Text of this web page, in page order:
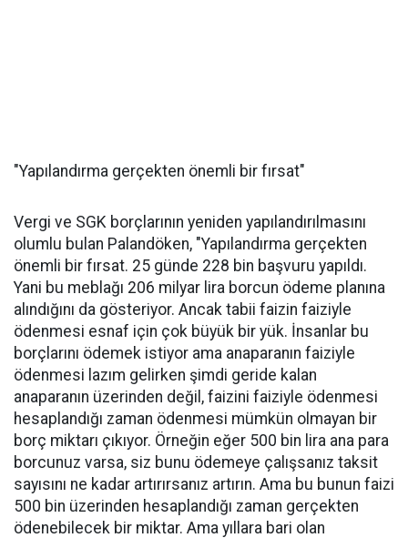
"Yapılandırma gerçekten önemli bir fırsat"
Vergi ve SGK borçlarının yeniden yapılandırılmasını
olumlu bulan Palandöken, "Yapılandırma gerçekten
önemli bir fırsat. 25 günde 228 bin başvuru yapıldı.
Yani bu meblağı 206 milyar lira borcun ödeme planına
alındığını da gösteriyor. Ancak tabii faizin faiziyle
ödenmesi esnaf için çok büyük bir yük. İnsanlar bu
borçlarını ödemek istiyor ama anaparanın faiziyle
ödenmesi lazım gelirken şimdi geride kalan
anaparanın üzerinden değil, faizini faiziyle ödenmesi
hesaplandığı zaman ödenmesi mümkün olmayan bir
borç miktarı çıkıyor. Örneğin eğer 500 bin lira ana para
borcunuz varsa, siz bunu ödemeye çalışsanız taksit
sayısını ne kadar artırırsanız artırın. Ama bu bunun faizi
500 bin üzerinden hesaplandığı zaman gerçekten
ödenebilecek bir miktar. Ama yıllara bari olan